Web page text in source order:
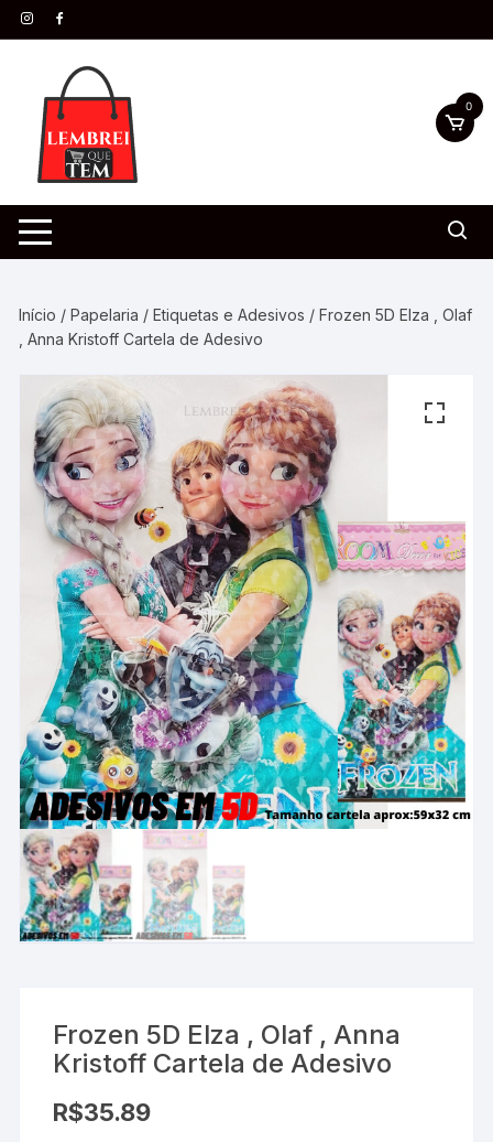
0
Início /Papelaria /Etiquetas e Adesivos / Frozen 5D Elza , Olaf
, Anna Kristoff Cartela de Adesivo
Frozen 5D Elza , Olaf , Anna
Kristoff Cartela de Adesivo
R$35.89